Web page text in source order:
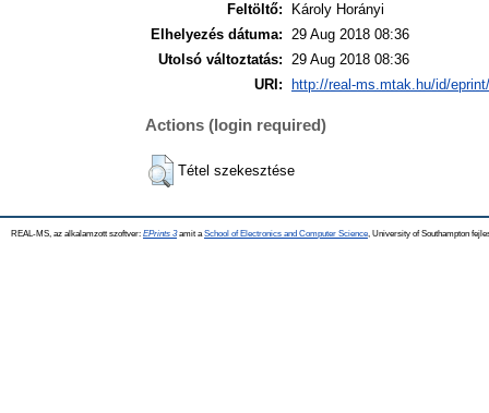
Feltöltő:
Károly Horányi
Elhelyezés dátuma: 29 Aug 2018 08:36
Utolsó változtatás: 29 Aug 2018 08:36
URI:
http://real-ms.mtak.hu/id/
Actions (login required)
Tétel szekesztése
REAL-MS, az alkalamzott szoftver: EPrints 3amit a School of Electronics and Computer Science , University of Southampton